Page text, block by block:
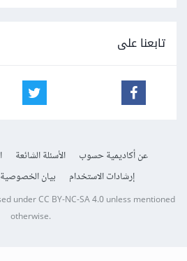
تابعنا على
عن أكاديمية حسوب الأسئلة الشائعة
إرشادات الاستخدام
بيان الخصوصية
underCC BY-NC-SA 4.0unless mentioned
otherwise.